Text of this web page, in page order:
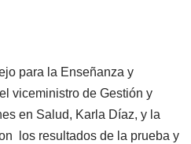
para la Enseñanza y
viceministro de Gestión y
en Salud, Karla Díaz, y la
los resultados de la prueba y